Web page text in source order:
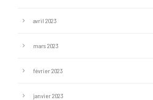
avril 2023
mars 2023
février 2023
janvier 2023